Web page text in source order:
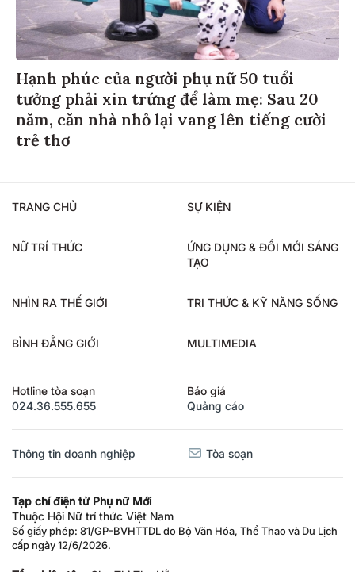
Hạnh phúc của người phụ nữ 50 tuổi
tưởng phải xin trứng để làm mẹ: Sau 20
năm, căn nhà nhỏ lại vang lên tiếng cười
trẻ thơ
TRANG CHỦ SỰ KIỆN
NỮ TRÍ THỨC
ỨNG DỤNG & ĐỔI MỚI SÁNG
TẠO
NHÌN RA THẾ GIỚI TRI THỨC & KỸ NĂNG SỐNG
BÌNH ĐẲNG GIỚI MULTIMEDIA
Hotline tòa soạn
024.36.555.655
Báo giá
Quảng cáo
Thông tin doanh nghiệp Tòa soạn
Tạp chí điện tử Phụ nữ Mới
Thuộc Hội Nữ trí thức Việt Nam
Số giấy phép: 81/GP-BVHTTDL do Bộ Văn Hóa, Thể Thao và Du Lịch
cấp ngày 12/6/2026.